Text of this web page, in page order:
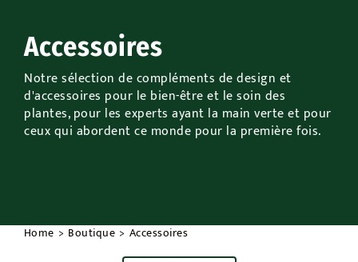
Occasions
Promos
Accessoires
Notre sélection de compléments de design et
d'accessoires pour le bien-être et le soin des
plantes, pour les experts ayant la main verte et pour
ceux qui abordent ce monde pour la première fois.
Home Boutique Accessoires